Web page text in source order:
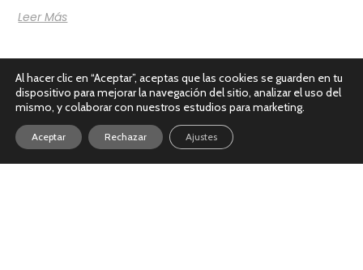
Leer Más
Al hacer clic en “Aceptar”, aceptas que las cookies se guarden en tu
dispositivo para mejorar la navegación del sitio, analizar el uso del
mismo, y colaborar con nuestros estudios para marketing.
Aceptar Rechazar Ajustes